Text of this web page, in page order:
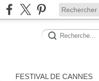
FESTIVAL DE CANNES